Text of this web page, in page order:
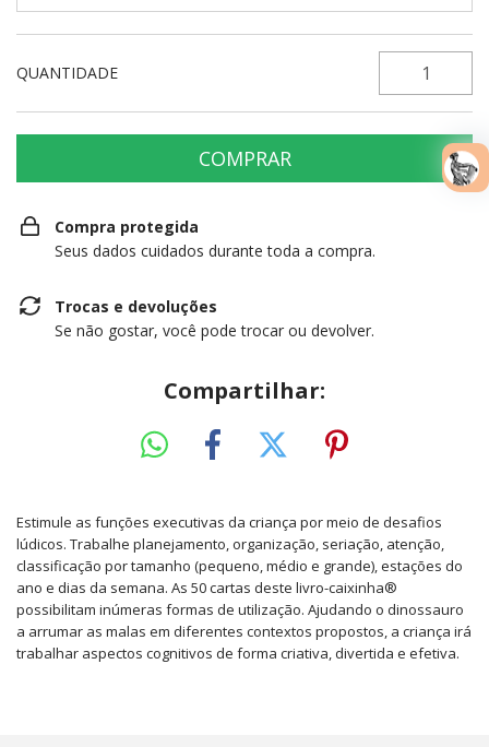
QUANTIDADE
Compra protegida
Seus dados cuidados durante toda a compra.
Trocas e devoluções
Se não gostar, você pode trocar ou devolver.
Compartilhar:
Estimule as funções executivas da criança por meio de desafios
lúdicos. Trabalhe planejamento, organização, seriação, atenção,
classificação por tamanho (pequeno, médio e grande), estações do
ano e dias da semana. As 50 cartas deste livro-caixinha®
possibilitam inúmeras formas de utilização. Ajudando o dinossauro
a arrumar as malas em diferentes contextos propostos, a criança irá
trabalhar aspectos cognitivos de forma criativa, divertida e efetiva.